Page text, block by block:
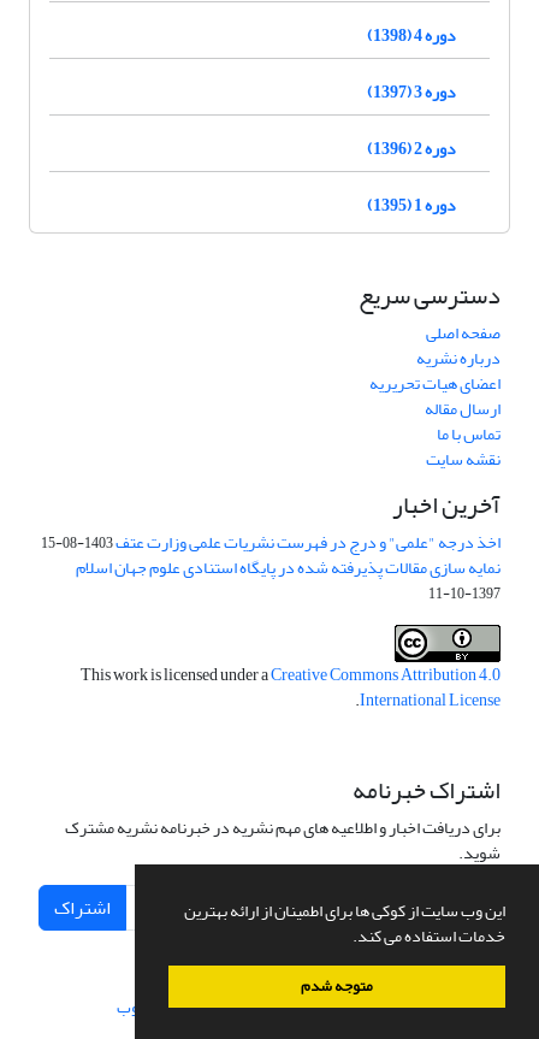
این وب سایت از کوکی ها برای اطمینان از ارائه بهترین
خدمات استفاده می کند.
متوجه شدم
دوره 4 (1398)
دوره 3 (1397)
دوره 2 (1396)
دوره 1 (1395)
دسترسی سریع
صفحه اصلی
درباره نشریه
اعضای هیات تحریریه
ارسال مقاله
تماس با ما
نقشه سایت
آخرین اخبار
اخذ درجه "علمی" و درج در فهرست نشریات علمی وزارت عتف1403-08-15
نمایه سازی مقالات پذیرفته شده در پایگاه استنادی علوم جهان اسلام
1397-10-11
This work is licensed under aCreative Commons Attribution 4.0
International License
.
اشتراک خبرنامه
برای دریافت اخبار و اطلاعیه های مهم نشریه در خبرنامه نشریه مشترک
شوید.
اشتراک
سامانه مدیریت نشریات علمی.طراحی و پیاده سازی از سیناوب